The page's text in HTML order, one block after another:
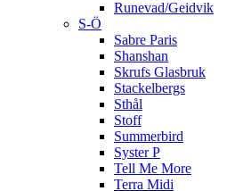
Runevad/Geidvik
S-Ö
Sabre Paris
Shanshan
Skrufs Glasbruk
Stackelbergs
Sthål
Stoff
Summerbird
Syster P
Tell Me More
Terra Midi